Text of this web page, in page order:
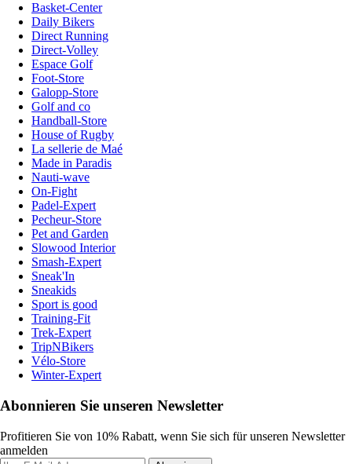
Basket-Center
Daily Bikers
Direct Running
Direct-Volley
Espace Golf
Foot-Store
Galopp-Store
Golf and co
Handball-Store
House of Rugby
La sellerie de Maé
Made in Paradis
Nauti-wave
On-Fight
Padel-Expert
Pecheur-Store
Pet and Garden
Slowood Interior
Smash-Expert
Sneak'In
Sneakids
Sport is good
Training-Fit
Trek-Expert
TripNBikers
Vélo-Store
Winter-Expert
Abonnieren Sie unseren Newsletter
Profitieren Sie von 10% Rabatt, wenn Sie sich für unseren Newsletter
anmelden